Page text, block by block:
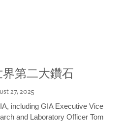
界第二大鑽石
27, 2025
including GIA Executive Vice
and Laboratory Officer Tom